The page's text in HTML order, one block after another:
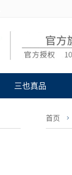
三也真品
首页